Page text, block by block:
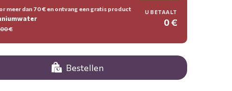
Bestellen
meer dan 70 € en ontvang een gratis product
€
U BETAALT
0 €